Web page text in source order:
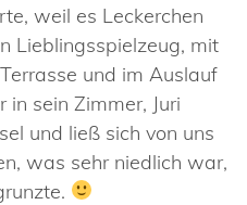
weil es Leckerchen
Lieblingsspielzeug, mit
und im Auslauf
sein Zimmer, Juri
und ließ sich von uns
was sehr niedlich war,